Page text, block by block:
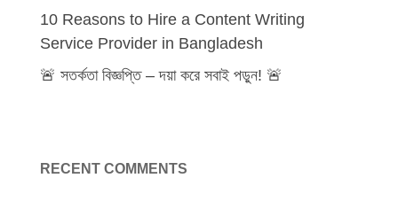
10 Reasons to Hire a Content Writing
Service Provider in Bangladesh
🚨 সতর্কতা বিজ্ঞপ্তি – দয়া করে সবাই পড়ুন! 🚨
RECENT COMMENTS